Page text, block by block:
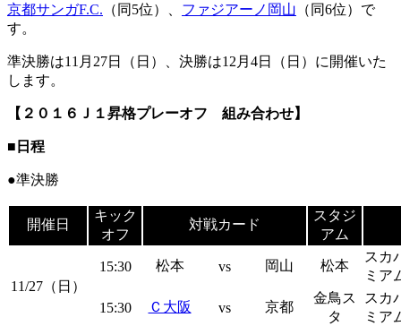
京都サンガF.C. （同5位）、 ファジアーノ岡山 （同6位）で
す。
準決勝は11月27日（日）、決勝は12月4日（日）に開催いた
します。
【２０１６Ｊ１昇格プレーオフ 組み合わせ】
■日程
●準決勝
開催日
キック
オフ
対戦カード
スタジ
アム
11/27（日）
15:30 松本 vs 岡山 松本
スカ
ミア
15:30 Ｃ大阪 vs 京都
金鳥ス
タ
スカ
ミア